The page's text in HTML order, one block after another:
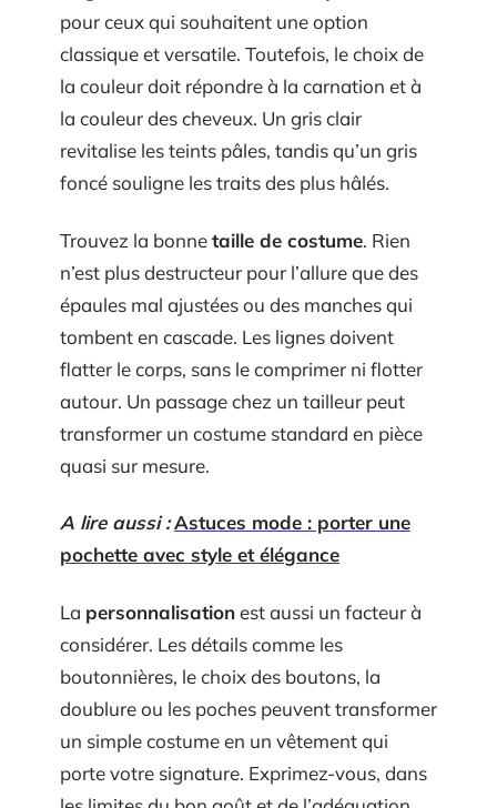
pour ceux qui souhaitent une option
classique et versatile. Toutefois, le choix de
la couleur doit répondre à la carnation et à
la couleur des cheveux. Un gris clair
revitalise les teints pâles, tandis qu’un gris
foncé souligne les traits des plus hâlés.
Trouvez la bonnetaille de costume. Rien
n’est plus destructeur pour l’allure que des
épaules mal ajustées ou des manches qui
tombent en cascade. Les lignes doivent
flatter le corps, sans le comprimer ni flotter
autour. Un passage chez un tailleur peut
transformer un costume standard en pièce
quasi sur mesure.
A lire aussi :Astuces mode : porter une
pochette avec style et élégance
La personnalisationest aussi un facteur à
considérer. Les détails comme les
boutonnières, le choix des boutons, la
doublure ou les poches peuvent transformer
un simple costume en un vêtement qui
porte votre signature. Exprimez-vous, dans